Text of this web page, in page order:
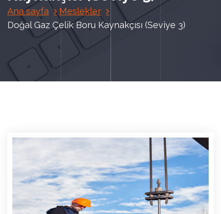
Ana sayfa
Meslekler
Doğal Gaz Çelik Boru Kaynakçısı (Seviye 3)